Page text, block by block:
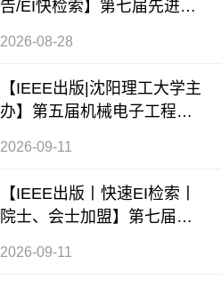
告/EI快检索】第七届先进材
（ICAMIM 2026）
2026-08-28
【IEEE出版|沈阳理工大学主
办】第五届机械电子工程与
AI 2026）
2026-09-11
【IEEE出版丨快速EI检索丨
院士、会士加盟】第七届现
术会议 (ICMEIM 2026)
2026-09-11